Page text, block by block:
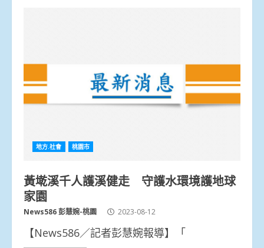
地方.社會 桃園市
黃墘溪千人護溪健走 守護水環境護地球
家園
News586 彭慧婉-桃園 2023-08-12
【News586／記者彭慧婉報導】「